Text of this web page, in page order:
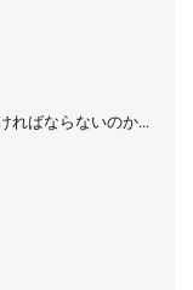
ればならないのか...